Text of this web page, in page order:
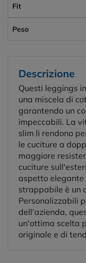
Fit
Peso
Descrizione
Questi leggings
una miscela di
garantendo un
impeccabili. La
slim li rendono
le cuciture a
maggiore
cuciture
aspetto
strappabile è un
Personalizzabili
dell'azienda,
un'ottima scelta
originale e di